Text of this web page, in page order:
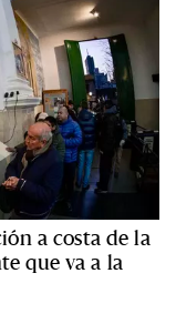
a costa de la
que va a la